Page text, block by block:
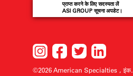
प्राप्त करने के लिए सदस्यता लें
ASI GROUP सूचना अपडेट।
©2026 American Specialties , इंक.